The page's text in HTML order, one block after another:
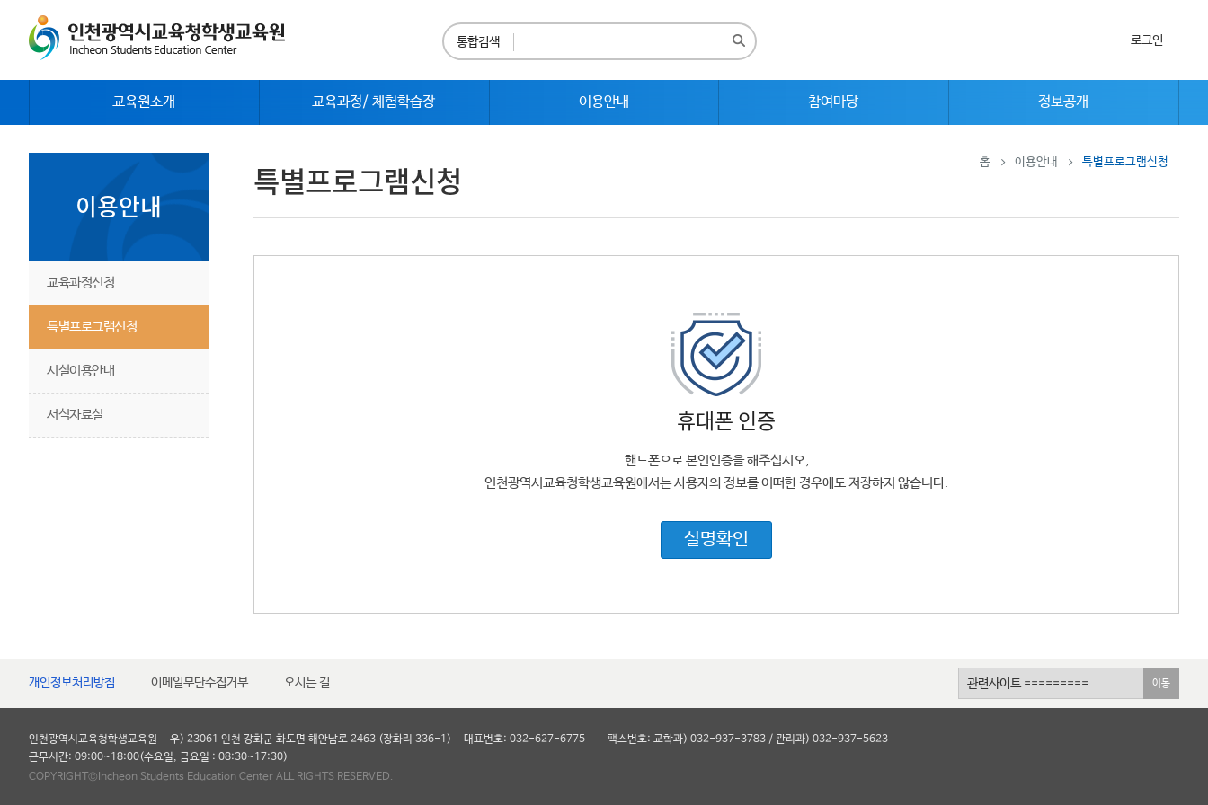
통합검색 로그인
교육원소개 교육과정/ 체험학습장 이용안내 참여마당 정보공개
이용안내
교육과정신청
특별프로그램신청
시설이용안내
서식자료실
홈 이용안내 특별프로그램신청
특별프로그램신청
휴대폰 인증
핸드폰으로 본인인증을 해주십시오,
인천광역시교육청학생교육원에서는 사용자의 정보를 어떠한 경우에도 저장하지 않습니다.
실명확인
개인정보처리방침 이메일무단수집거부 오시는 길 이동
인천광역시교육청학생교육원 우) 23061 인천 강화군 화도면 해안남로 2463 (장화리 336-1) 대표번호: 032-627-6775
팩스번호: 교학과) 032-937-3783 / 관리과) 032-937-5623
근무시간: 09:00~18:00(수요일, 금요일 : 08:30~17:30)
COPYRIGHT©Incheon Students Education Center ALL RIGHTS RESERVED.